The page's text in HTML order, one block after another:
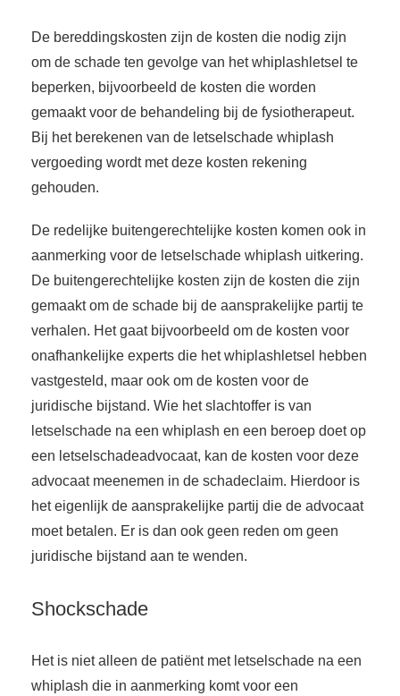
De bereddingskosten zijn de kosten die nodig zijn
om de schade ten gevolge van het whiplashletsel te
beperken, bijvoorbeeld de kosten die worden
gemaakt voor de behandeling bij de fysiotherapeut.
Bij het berekenen van de letselschade whiplash
vergoeding wordt met deze kosten rekening
gehouden.
De redelijke buitengerechtelijke kosten komen ook in
aanmerking voor de letselschade whiplash uitkering.
De buitengerechtelijke kosten zijn de kosten die zijn
gemaakt om de schade bij de aansprakelijke partij te
verhalen. Het gaat bijvoorbeeld om de kosten voor
onafhankelijke experts die het whiplashletsel hebben
vastgesteld, maar ook om de kosten voor de
juridische bijstand. Wie het slachtoffer is van
letselschade na een whiplash en een beroep doet op
een letselschadeadvocaat, kan de kosten voor deze
advocaat meenemen in de schadeclaim. Hierdoor is
het eigenlijk de aansprakelijke partij die de advocaat
moet betalen. Er is dan ook geen reden om geen
juridische bijstand aan te wenden.
Shockschade
Het is niet alleen de patiënt met letselschade na een
whiplash die in aanmerking komt voor een